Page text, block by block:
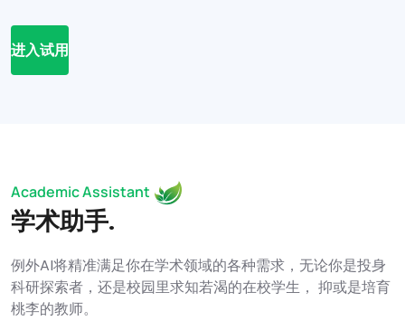
进入试用
Academic Assistant
学术助手.
例外AI将精准满足你在学术领域的各种需求，无论你是投身
科研探索者，还是校园里求知若渴的在校学生， 抑或是培育
桃李的教师。